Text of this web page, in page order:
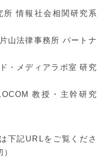
情報社会相関研究系
山法律事務所 パートナ
・メディアラボ室 研究
教授・主幹研究
下記URLをご覧くださ